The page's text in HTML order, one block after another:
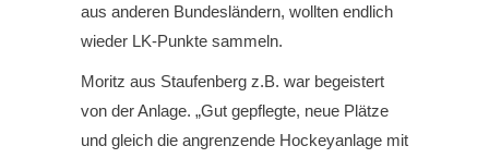
aus anderen Bundesländern, wollten endlich
wieder LK-Punkte sammeln.
Moritz aus Staufenberg z.B. war begeistert
von der Anlage. „Gut gepflegte, neue Plätze
und gleich die angrenzende Hockeyanlage mit